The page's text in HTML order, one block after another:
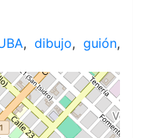
, dibujo, guión,